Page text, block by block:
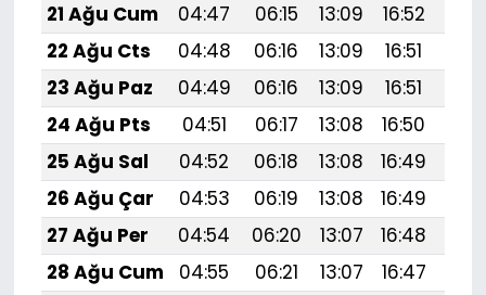
21 Ağu Cum
04:47 06:15 13:09 16:52
22 Ağu Cts
04:48 06:16 13:09 16:51
23 Ağu Paz
04:49 06:16 13:09 16:51
24 Ağu Pts
04:51 06:17 13:08 16:50
25 Ağu Sal
04:52 06:18 13:08 16:49
26 Ağu Çar
04:53 06:19 13:08 16:49
27 Ağu Per
04:54 06:20 13:07 16:48
28 Ağu Cum
04:55 06:21 13:07 16:47